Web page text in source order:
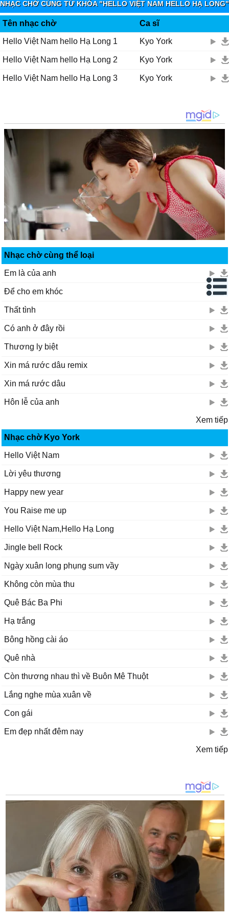
NHẠC CHỜ CÙNG TỪ KHÓA "HELLO VIỆT NAM HELLO HẠ LONG"
- VINAPHONE RINGTUNES
Tên nhạc chờ Ca sĩ
Hello Việt Nam hello Hạ Long 1 Kyo York
Hello Việt Nam hello Hạ Long 2 Kyo York
Hello Việt Nam hello Hạ Long 3 Kyo York
Nhạc chờ cùng thể loại
Em là của anh
Để cho em khóc
Thất tình
Có anh ở đây rồi
Thương ly biệt
Xin má rước dâu remix
Xin má rước dâu
Hôn lễ của anh
Xem tiếp
Nhạc chờ Kyo York
Hello Việt Nam
Lời yêu thương
Happy new year
You Raise me up
Hello Việt Nam,Hello Hạ Long
Jingle bell Rock
Ngày xuân long phụng sum vầy
Không còn mùa thu
Quê Bác Ba Phi
Hạ trắng
Bông hồng cài áo
Quê nhà
Còn thương nhau thì về Buôn Mê Thuột
Lắng nghe mùa xuân về
Con gái
Em đẹp nhất đêm nay
Xem tiếp